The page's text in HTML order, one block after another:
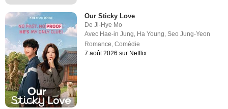
Our Sticky Love
DeJi-Hye Mo
Avec Hae-in Jung, Ha Young,Seo Jung-Yeon
Romance,Comédie
7 août 2026 sur Netflix